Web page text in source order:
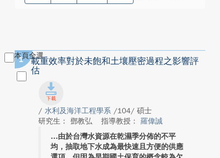
本頁全選
1
載重效率對於未飽和土壤壓密過程之影響評
估
/ 水利及海洋工程學系 /104/ 碩士
研究生： 鄧教弘
指導教授： 羅偉誠
由於台灣水資源在乾濕季分佈的不平
均，抽取地下水成為最快速且方便的供應